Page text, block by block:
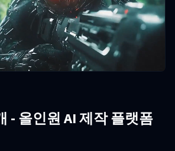
- 올인원 AI 제작 플랫폼